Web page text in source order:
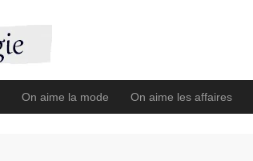
On aime la mode On aime les affaires